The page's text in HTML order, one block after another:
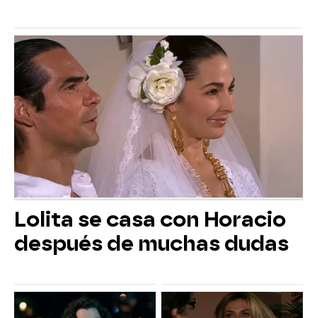
Lolita se casa con Horacio
después de muchas dudas